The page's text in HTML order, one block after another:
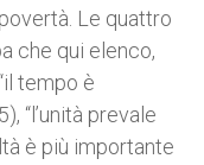
Le quattro
che qui elenco,
tempo è
“l’unità prevale
è più importante